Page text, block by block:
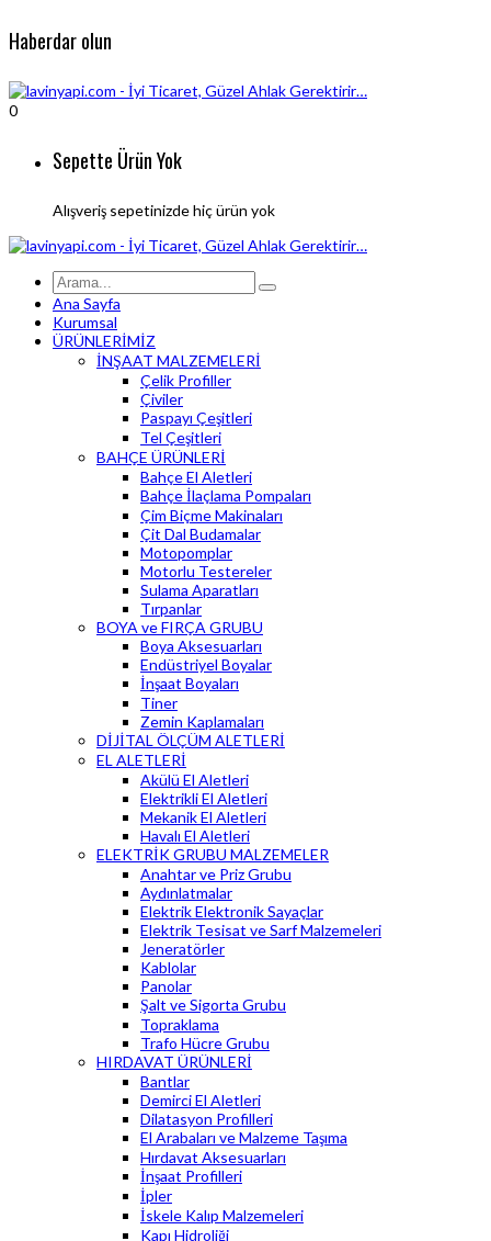
Haberdar olun
0
Sepette Ürün Yok
Alışveriş sepetinizde hiç ürün yok
Ana Sayfa
Kurumsal
ÜRÜNLERİMİZ
İNŞAAT MALZEMELERİ
Çelik Profiller
Çiviler
Paspayı Çeşitleri
Tel Çeşitleri
BAHÇE ÜRÜNLERİ
Bahçe El Aletleri
Bahçe İlaçlama Pompaları
Çim Biçme Makinaları
Çit Dal Budamalar
Motopomplar
Motorlu Testereler
Sulama Aparatları
Tırpanlar
BOYA ve FIRÇA GRUBU
Boya Aksesuarları
Endüstriyel Boyalar
İnşaat Boyaları
Tiner
Zemin Kaplamaları
DİJİTAL ÖLÇÜM ALETLERİ
EL ALETLERİ
Akülü El Aletleri
Elektrikli El Aletleri
Mekanik El Aletleri
Havalı El Aletleri
ELEKTRİK GRUBU MALZEMELER
Anahtar ve Priz Grubu
Aydınlatmalar
Elektrik Elektronik Sayaçlar
Elektrik Tesisat ve Sarf Malzemeleri
Jeneratörler
Kablolar
Panolar
Şalt ve Sigorta Grubu
Topraklama
Trafo Hücre Grubu
HIRDAVAT ÜRÜNLERİ
Bantlar
Demirci El Aletleri
Dilatasyon Profilleri
El Arabaları ve Malzeme Taşıma
Hırdavat Aksesuarları
İnşaat Profilleri
İpler
İskele Kalıp Malzemeleri
Kapı Hidroliği